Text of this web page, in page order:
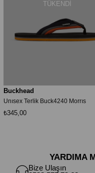
TÜKENDI
Buckhead
Unısex Terlik Buck4240 Morrıs
₺345,00
YARDIMA
Bize Ulaşın